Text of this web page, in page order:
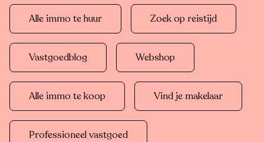
Alle immo te huur Zoek op reistijd
Vastgoedblog Webshop
Alle immo te koop Vind je makelaar
Professioneel vastgoed